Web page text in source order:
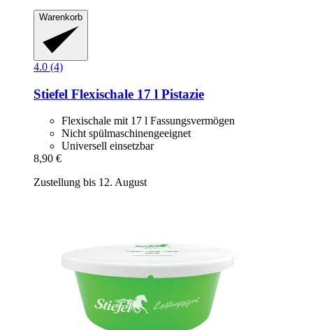
Warenkorb
4.0 (4)
Stiefel Flexischale 17 l Pistazie
Flexischale mit 17 l Fassungsvermögen
Nicht spülmaschinengeeignet
Universell einsetzbar
8,90 €
Zustellung bis 12. August